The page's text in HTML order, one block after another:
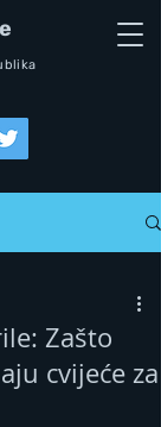
a
Zašto
cvijeće za